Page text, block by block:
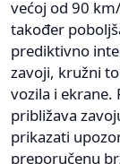
većoj od 90
također
prediktivno
zavoji, kružni
vozila i ekrane.
približava
prikazati
preporučenu